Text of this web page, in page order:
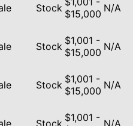
Stock $15,000 N/A
Stock $1,001 -
$15,000 N/A
Stock $1,001 -
$15,000 N/A
Stock $1,001 -
$15,000 N/A